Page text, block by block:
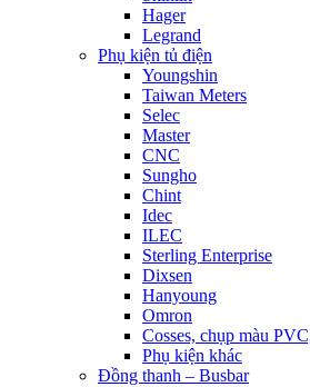
Hager
Legrand
Phụ kiện tủ điện
Youngshin
Taiwan Meters
Selec
Master
CNC
Sungho
Chint
Idec
ILEC
Sterling Enterprise
Dixsen
Hanyoung
Omron
Cosses, chụp màu
Phụ kiện khác
Đồng thanh – Busbar